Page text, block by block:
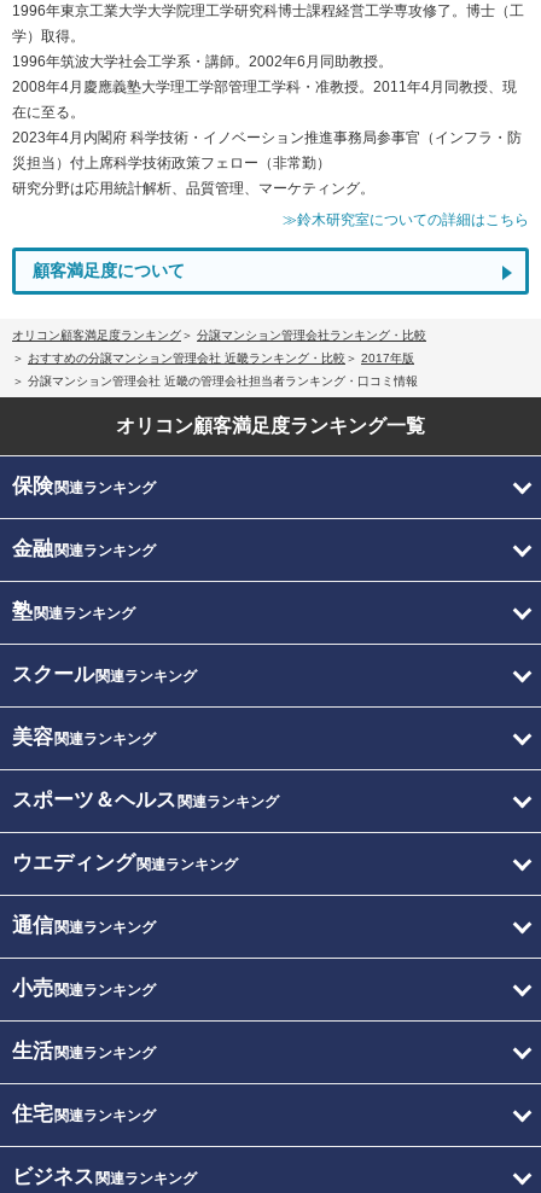
1996年東京工業大学大学院理工学研究科博士課程経営工学専攻修了。博士（工
学）取得。
1996年筑波大学社会工学系・講師。2002年6月同助教授。
2008年4月慶應義塾大学理工学部管理工学科・准教授。2011年4月同教授、現
在に至る。
2023年4月内閣府 科学技術・イノベーション推進事務局参事官（インフラ・防
災担当）付上席科学技術政策フェロー（非常勤）
研究分野は応用統計解析、品質管理、マーケティング。
≫鈴木研究室についての詳細はこちら
顧客満足度について
オリコン顧客満足度ランキング
分譲マンション管理会社ランキング・比較
おすすめの分譲マンション管理会社 近畿ランキング・比較
2017年版
分譲マンション管理会社 近畿の管理会社担当者ランキング・口コミ情報
オリコン顧客満足度ランキング一覧
保険関連ランキング
金融関連ランキング
塾関連ランキング
スクール関連ランキング
美容関連ランキング
スポーツ＆ヘルス 関連ランキング
ウエディング関連ランキング
通信関連ランキング
小売関連ランキング
生活関連ランキング
住宅関連ランキング
ビジネス 関連ランキング